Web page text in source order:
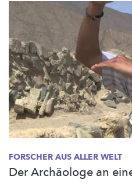
FORSCHER AUS ALLER WELT
Der Archäologe an